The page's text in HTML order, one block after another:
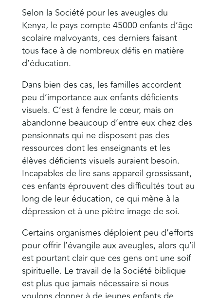
Selon la Société pour les aveugles du
Kenya, le pays compte 45000 enfants d’âge
scolaire malvoyants, ces derniers faisant
tous face à de nombreux défis en matière
d’éducation.
Dans bien des cas, les familles accordent
peu d’importance aux enfants déficients
visuels. C’est à fendre le cœur, mais on
abandonne beaucoup d’entre eux chez des
pensionnats qui ne disposent pas des
ressources dont les enseignants et les
élèves déficients visuels auraient besoin.
Incapables de lire sans appareil grossissant,
ces enfants éprouvent des difficultés tout au
long de leur éducation, ce qui mène à la
dépression et à une piètre image de soi.
Certains organismes déploient peu d’efforts
pour offrir l’évangile aux aveugles, alors qu’il
est pourtant clair que ces gens ont une soif
spirituelle. Le travail de la Société biblique
est plus que jamais nécessaire si nous